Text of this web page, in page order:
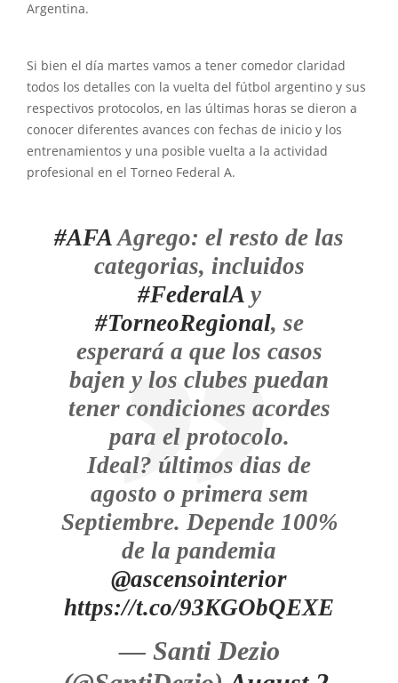
Argentina.
Si bien el día martes vamos a tener comedor claridad
todos los detalles con la vuelta del fútbol argentino y sus
respectivos protocolos, en las últimas horas se dieron a
conocer diferentes avances con fechas de inicio y los
entrenamientos y una posible vuelta a la actividad
profesional en el Torneo Federal A.
#AFAAgrego: el resto de las
categorias, incluidos
#FederalAy
#TorneoRegional, se
esperará a que los casos
bajen y los clubes puedan
tener condiciones acordes
para el protocolo.
Ideal? últimos dias de
agosto o primera sem
Septiembre. Depende 100%
de la pandemia
@ascensointerior
https://t.co/93KGObQEXE
— Santi Dezio